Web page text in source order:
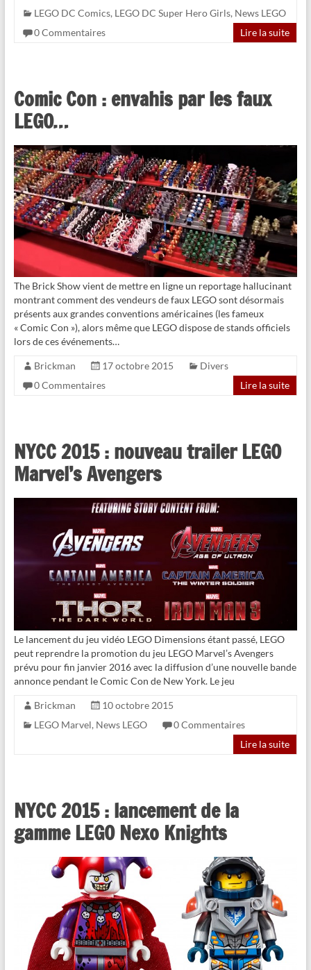
LEGO DC Comics, LEGO DC Super Hero Girls, News LEGO
0 Commentaires
Lire la suite
Comic Con : envahis par les faux
LEGO…
The Brick Show vient de mettre en ligne un reportage hallucinant
montrant comment des vendeurs de faux LEGO sont désormais
présents aux grandes conventions américaines (les fameux
« Comic Con »), alors même que LEGO dispose de stands officiels
lors de ces événements…
Brickman 17 octobre 2015
Divers
0 Commentaires
Lire la suite
NYCC 2015 : nouveau trailer LEGO
Marvel’s Avengers
Le lancement du jeu vidéo LEGO Dimensions étant passé, LEGO
peut reprendre la promotion du jeu LEGO Marvel’s Avengers
prévu pour fin janvier 2016 avec la diffusion d’une nouvelle bande
annonce pendant le Comic Con de New York. Le jeu
Brickman
10 octobre 2015
LEGO Marvel, News LEGO
0 Commentaires
Lire la suite
NYCC 2015 : lancement de la
gamme LEGO Nexo Knights